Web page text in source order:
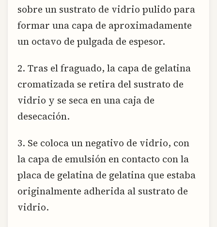
sobre un sustrato de vidrio pulido para
formar una capa de aproximadamente
un octavo de pulgada de espesor.
2. Tras el fraguado, la capa de gelatina
cromatizada se retira del sustrato de
vidrio y se seca en una caja de
desecación.
3. Se coloca un negativo de vidrio, con
la capa de emulsión en contacto con la
placa de gelatina de gelatina que estaba
originalmente adherida al sustrato de
vidrio.